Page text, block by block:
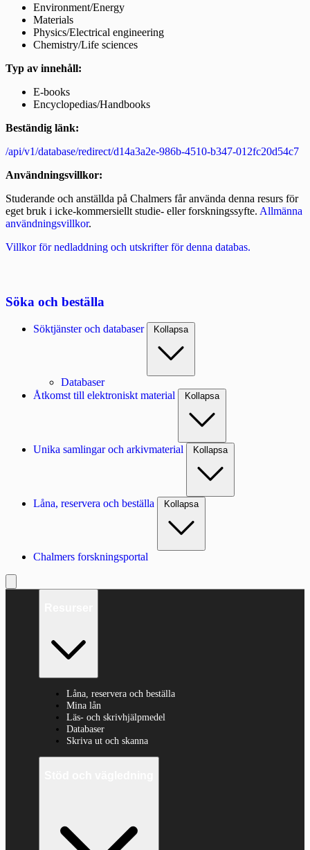
Environment/Energy
Materials
Physics/Electrical engineering
Chemistry/Life sciences
Typ av innehåll:
E-books
Encyclopedias/Handbooks
Beständig länk:
/api/v1/database/redirect/d14a3a2e-986b-4510-b347-012fc20d54c7
Användningsvillkor:
Studerande och anställda på Chalmers får använda denna resurs för
eget bruk i icke-kommersiellt studie- eller forskningssyfte. Allmänna
användningsvillkor.
Villkor för nedladdning och utskrifter för denna databas.
Söka och beställa
Söktjänster och databaser Kollapsa
Databaser
Åtkomst till elektroniskt material
Kollapsa
Unika samlingar och arkivmaterial Kollapsa
Låna, reservera och beställa Kollapsa
Chalmers forskningsportal
Låna, reservera och beställa
Mina lån
Läs- och skrivhjälpmedel
Databaser
Skriva ut och skanna